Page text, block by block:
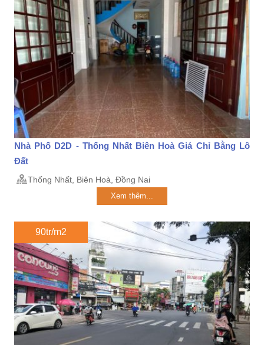
Nhà Phố D2D - Thống Nhất Biên Hoà Giá Chỉ Bằng Lô
Đất
Thống Nhất, Biên Hoà, Đồng Nai
Xem thêm...
90tr/m2